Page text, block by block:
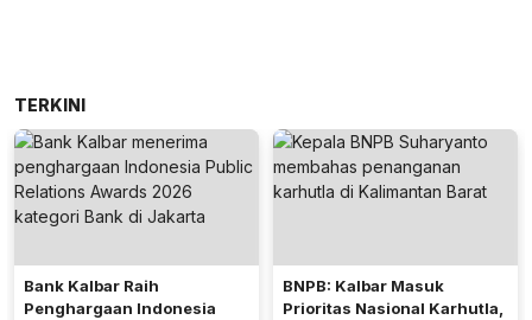
TERKINI
Bank Kalbar Raih
Penghargaan Indonesia
BNPB: Kalbar Masuk
Prioritas Nasional Karhutla,